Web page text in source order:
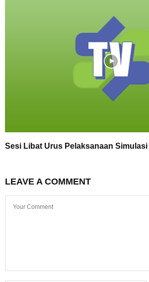
Sesi Libat Urus Pelaksanaan Simulasi
LEAVE A COMMENT